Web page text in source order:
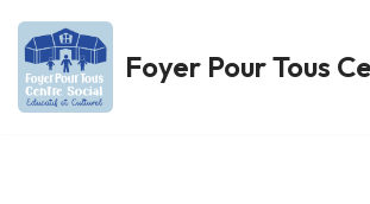
Aller
au
Foyer Pour Tous